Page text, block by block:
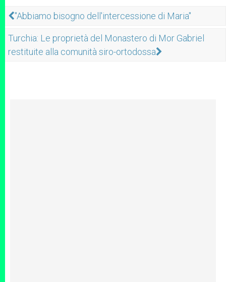
"Abbiamo bisogno dell'intercessione di Maria"
Turchia: Le proprietà del Monastero di Mor Gabriel
restituite alla comunità siro-ortodossa